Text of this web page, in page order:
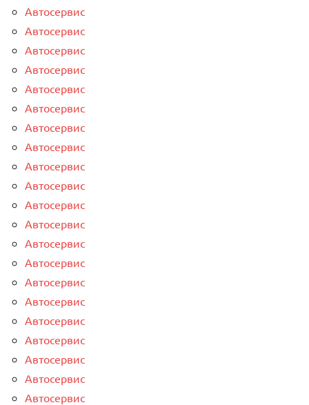
Автосервис
Автосервис
Автосервис
Автосервис
Автосервис
Автосервис
Автосервис
Автосервис
Автосервис
Автосервис
Автосервис
Автосервис
Автосервис
Автосервис
Автосервис
Автосервис
Автосервис
Автосервис
Автосервис
Автосервис
Автосервис